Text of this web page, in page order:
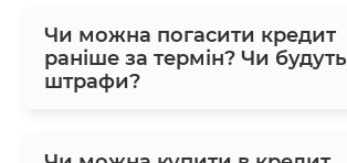
Чи можна погасити кредит
раніше за термін? Чи будуть
штрафи?